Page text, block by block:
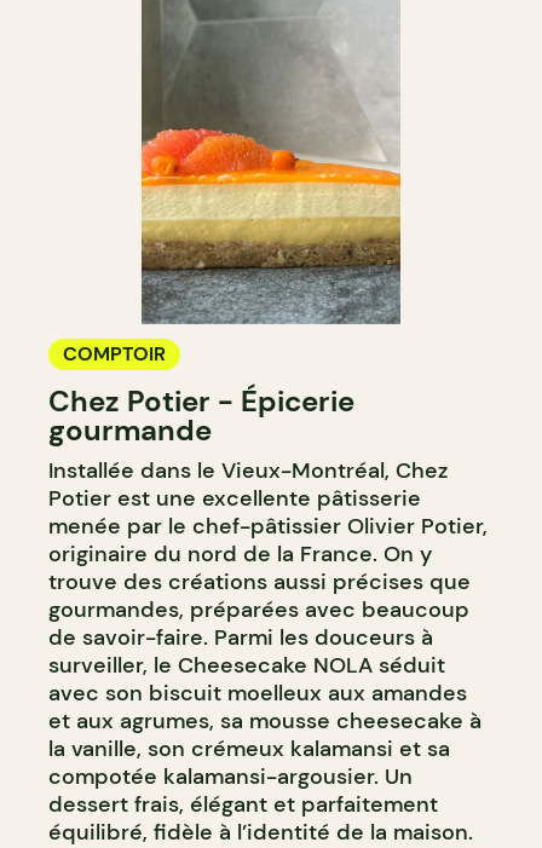
COMPTOIR
Chez Potier - Épicerie
gourmande
Installée dans le Vieux-Montréal, Chez
Potier est une excellente pâtisserie
menée par le chef-pâtissier Olivier Potier,
originaire du nord de la France. On y
trouve des créations aussi précises que
gourmandes, préparées avec beaucoup
de savoir-faire. Parmi les douceurs à
surveiller, le Cheesecake NOLA séduit
avec son biscuit moelleux aux amandes
et aux agrumes, sa mousse cheesecake à
la vanille, son crémeux kalamansi et sa
compotée kalamansi-argousier. Un
dessert frais, élégant et parfaitement
équilibré, fidèle à l’identité de la maison.